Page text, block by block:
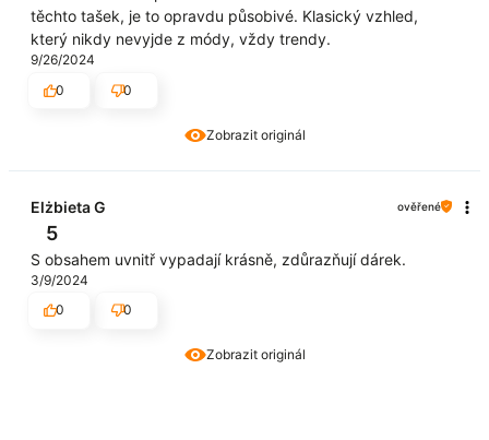
Zobrazit originál
těchto tašek, je to opravdu působivé. Klasický vzhled,
který nikdy nevyjde z módy, vždy trendy.
9/26/2024
0
0
Zobrazit originál
Elżbieta G ověřené
5
S obsahem uvnitř vypadají krásně, zdůrazňují dárek.
3/9/2024
0
0